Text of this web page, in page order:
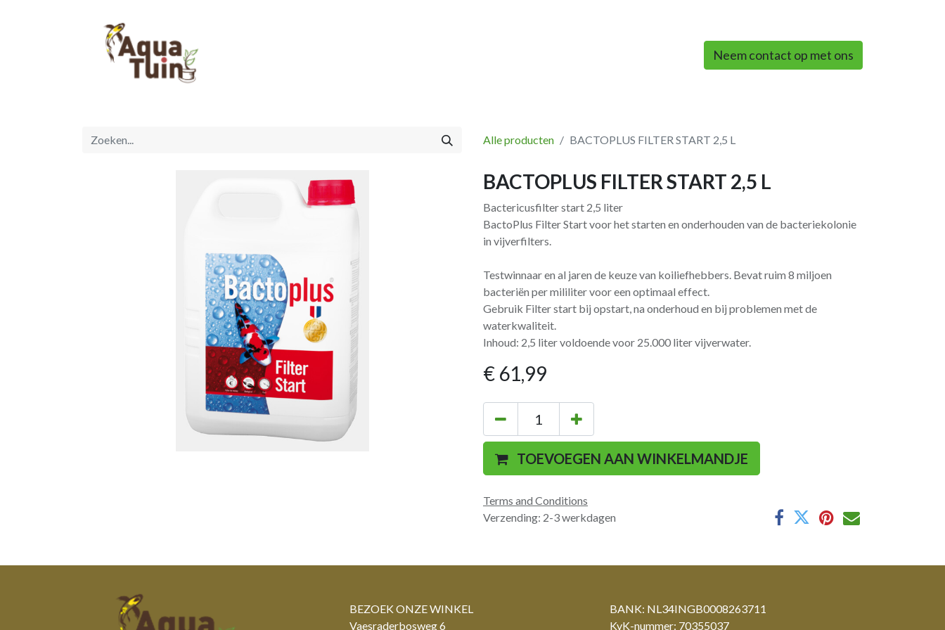
Neem contact op met ons
Alle producten BACTOPLUS FILTER START 2,5 L
BACTOPLUS FILTER START 2,5 L
Bactericusfilter start 2,5 liter
BactoPlus Filter Start voor het starten en onderhouden van de bacteriekolonie
in vijverfilters.
Testwinnaar en al jaren de keuze van koiliefhebbers. Bevat ruim 8 miljoen
bacteriën per mililiter voor een optimaal effect.
Gebruik Filter start bij opstart, na onderhoud en bij problemen met de
waterkwaliteit.
Inhoud: 2,5 liter voldoende voor 25.000 liter vijverwater.
€ 61,99
TOEVOEGEN AAN WINKELMANDJE
Terms and Conditions
Verzending: 2-3 werkdagen
BANK: NL34INGB0008263711
KvK-nummer: 70355037
BEZOEK ONZE WINKEL
Vaesraderbosweg 6